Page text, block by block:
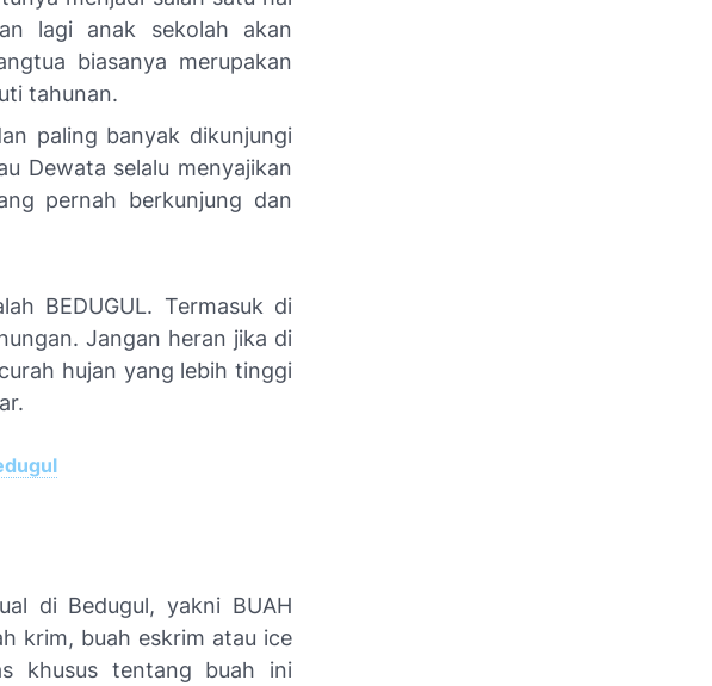
lagi anak sekolah akan
biasanya merupakan
tahunan.
paling banyak dikunjungi
Dewata selalu menyajikan
pernah berkunjung dan
BEDUGUL. Termasuk di
Jangan heran jika di
hujan yang lebih tinggi
di Bedugul, yakni BUAH
krim, buah eskrim atau ice
khusus tentang buah ini